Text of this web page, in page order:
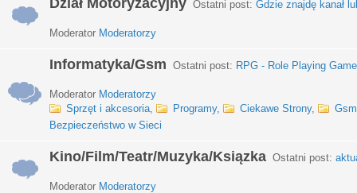
Dział Motoryzacyjny Ostatni post: Gdzie znajdę kanał
Moderator Moderatorzy
Informatyka/Gsm Ostatni post: RPG - Role Playing
Moderator Moderatorzy
Sprzęt i akcesoria, Programy, Ciekawe Strony,
Gsm
Bezpieczeństwo w Sieci
Kino/Film/Teatr/Muzyka/Ksiązka Ostatni post:
Moderator Moderatorzy